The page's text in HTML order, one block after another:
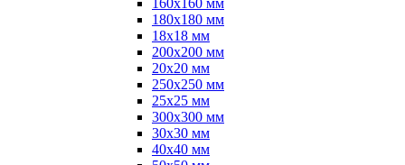
160х160 мм
180х180 мм
18х18 мм
200х200 мм
20х20 мм
250х250 мм
25х25 мм
300х300 мм
30х30 мм
40х40 мм